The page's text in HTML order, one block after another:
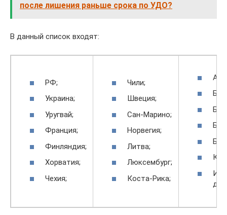
после лишения раньше срока по УДО?
В данный список входят:
РФ;
Украина;
Уругвай;
Франция;
Финляндия;
Хорватия;
Чехия;
Чили;
Швеция;
Сан-Марино;
Норвегия;
Литва;
Люксембург;
Коста-Рика;
др.